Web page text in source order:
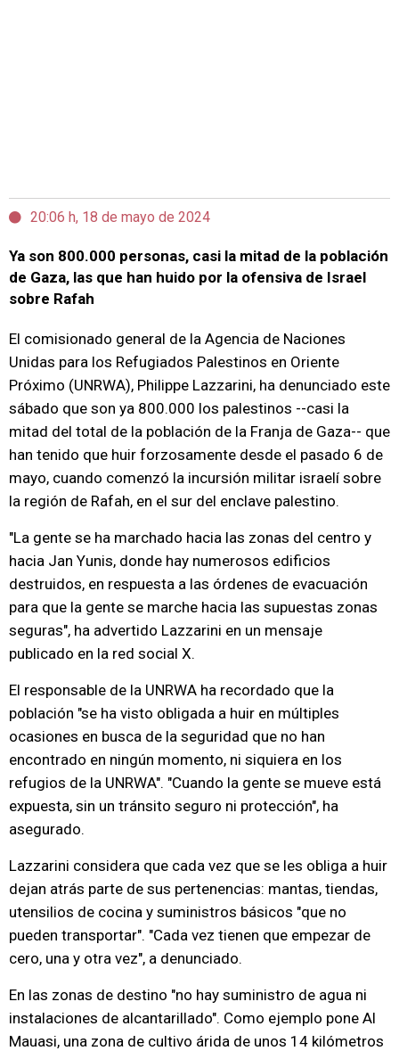
20:06 h, 18 de mayo de 2024
Ya son 800.000 personas, casi la mitad de la población
de Gaza, las que han huido por la ofensiva de Israel
sobre Rafah
El comisionado general de la Agencia de Naciones
Unidas para los Refugiados Palestinos en Oriente
Próximo (UNRWA), Philippe Lazzarini, ha denunciado este
sábado que son ya 800.000 los palestinos --casi la
mitad del total de la población de la Franja de Gaza-- que
han tenido que huir forzosamente desde el pasado 6 de
mayo, cuando comenzó la incursión militar israelí sobre
la región de Rafah, en el sur del enclave palestino.
"La gente se ha marchado hacia las zonas del centro y
hacia Jan Yunis, donde hay numerosos edificios
destruidos, en respuesta a las órdenes de evacuación
para que la gente se marche hacia las supuestas zonas
seguras", ha advertido Lazzarini en un mensaje
publicado en la red social X.
El responsable de la UNRWA ha recordado que la
población "se ha visto obligada a huir en múltiples
ocasiones en busca de la seguridad que no han
encontrado en ningún momento, ni siquiera en los
refugios de la UNRWA". "Cuando la gente se mueve está
expuesta, sin un tránsito seguro ni protección", ha
asegurado.
Lazzarini considera que cada vez que se les obliga a huir
dejan atrás parte de sus pertenencias: mantas, tiendas,
utensilios de cocina y suministros básicos "que no
pueden transportar". "Cada vez tienen que empezar de
cero, una y otra vez", a denunciado.
En las zonas de destino "no hay suministro de agua ni
instalaciones de alcantarillado". Como ejemplo pone Al
Mauasi, una zona de cultivo árida de unos 14 kilómetros